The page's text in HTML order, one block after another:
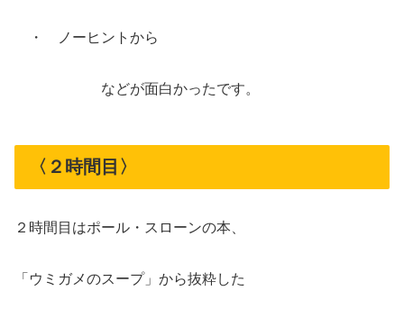
・ ノーヒントから
などが面白かったです。
〈２時間目〉
２時間目はポール・スローンの本、
「ウミガメのスープ」から抜粋した